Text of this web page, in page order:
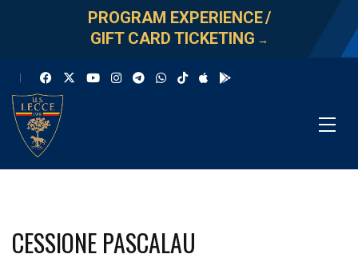
PROGRAM EXPERIENCE/
GIFT CARD TICKETING →
CESSIONE PASCALAU